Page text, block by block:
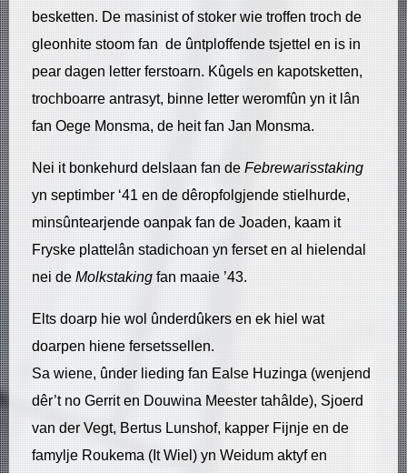
besketten. De masinist of stoker wie troffen troch de
gleonhite stoom fan de ûntploffende tsjettel en is in
pear dagen letter ferstoarn. Kûgels en kapotsketten,
trochboarre antrasyt, binne letter weromfûn yn it lân
fan Oege Monsma, de heit fan Jan Monsma.
Nei it bonkehurd delslaan fan de Febrewarisstaking
yn septimber ‘41 en de dêropfolgjende stielhurde,
minsûntearjende oanpak fan de Joaden, kaam it
Fryske plattelân stadichoan yn ferset en al hielendal
nei deMolkstaking fan maaie ’43.
Elts doarp hie wol ûnderdûkers en ek hiel wat
doarpen hiene fersetssellen.
Sa wiene, ûnder lieding fan Ealse Huzinga (wenjend
dêr’t no Gerrit en Douwina Meester tahâlde), Sjoerd
van der Vegt, Bertus Lunshof, kapper Fijnje en de
famylje Roukema (It Wiel) yn Weidum aktyf en